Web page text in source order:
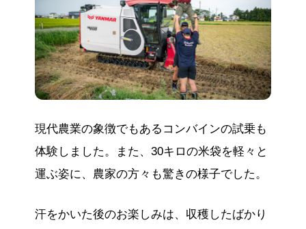
現代農業の象徴でもあるコンバインの試乗も
体験しました。また、30キロの米袋を軽々と
運ぶ姿に、農家の方々も驚きの様子でした。
汗をかいた後のお楽しみは、収穫したばかり